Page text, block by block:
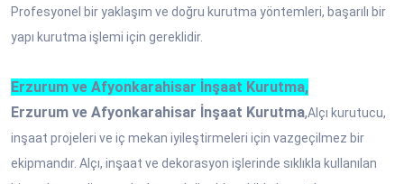
Profesyonel bir yaklaşım ve doğru kurutma yöntemleri, başarılı bir
yapı kurutma işlemi için gereklidir.
Erzurum ve Afyonkarahisar İnşaat Kurutma,
Erzurum ve Afyonkarahisar İnşaat Kurutma,Alçı kurutucu,
inşaat projeleri ve iç mekan iyileştirmeleri için vazgeçilmez bir
ekipmandır. Alçı, inşaat ve dekorasyon işlerinde sıklıkla kullanılan